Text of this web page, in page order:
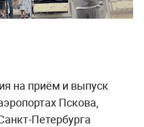
на приём и выпуск
Пскова,
Петербурга